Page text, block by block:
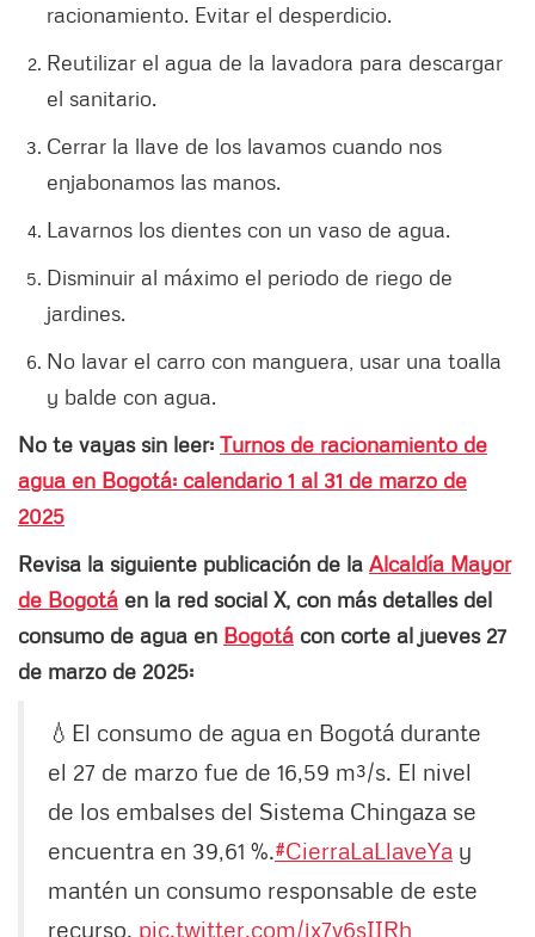
racionamiento. Evitar el desperdicio.
Reutilizar el agua de la lavadora para descargar
el sanitario.
Cerrar la llave de los lavamos cuando nos
enjabonamos las manos.
Lavarnos los dientes con un vaso de agua.
Disminuir al máximo el periodo de riego de
jardines.
No lavar el carro con manguera, usar una toalla
y balde con agua.
No te vayas sin leer: Turnos de racionamiento de
agua en Bogotá: calendario 1 al 31 de marzo de
2025
Revisa la siguiente publicación de la Alcaldía Mayor
de Bogotá en la red social X, con más detalles del
consumo de agua en Bogotá con corte al jueves 27
de marzo de 2025:
💧El consumo de agua en Bogotá durante
el 27 de marzo fue de 16,59 m³/s. El nivel
de los embalses del Sistema Chingaza se
encuentra en 39,61 %.#CierraLaLlaveYa y
mantén un consumo responsable de este
recurso. pic.twitter.com/jx7v6sIIRh